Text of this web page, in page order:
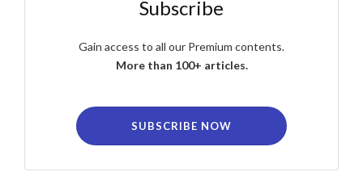
Subscribe
Gain access to all our Premium contents.
More than 100+ articles.
SUBSCRIBE NOW